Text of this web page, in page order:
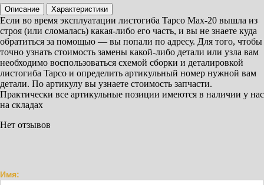
Описание Характеристики
Если во время эксплуатации листогиба Tapco Max-20 вышла из
строя (или сломалась) какая-либо его часть, и вы не знаете куда
обратиться за помощью — вы попали по адресу. Для того, чтобы
точно узнать стоимость замены какой-либо детали или узла вам
необходимо воспользоваться схемой сборки и деталировкой
листогиба Tapco и определить артикульный номер нужной вам
детали. По артикулу вы узнаете стоимость запчасти.
Практически все артикульные позиции имеются в наличии у нас
на складах
Нет отзывов
Имя: